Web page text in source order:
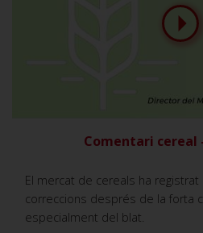
Comentari cereal
El mercat de cereals ha
correccions després de la forta
especialment del blat.